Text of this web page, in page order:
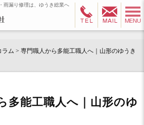
雨漏り修理は、ゆうき総業へ
ラム > 専門職人から多能工職人へ｜山形のゆうき
多能工職人へ｜山形のゆ